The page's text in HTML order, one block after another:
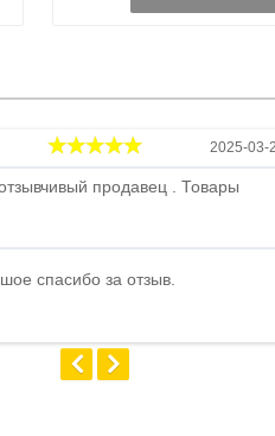
2025-03-
продавец . Товары
спасибо за отзыв.